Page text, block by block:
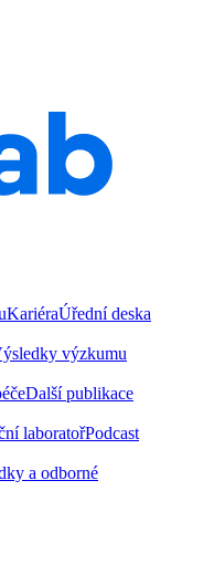
KariéraÚřední deska
výzkumu
Další publikace
laboratořPodcast
a odborné